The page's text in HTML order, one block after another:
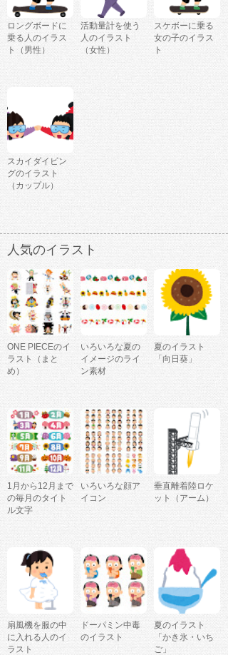
ロングボードに
乗る人のイラス
ト（男性）
活動量計を使う
人のイラスト
（女性）
スケボーに乗る
女の子のイラス
ト
スカイダイビン
グのイラスト
（カップル）
人気のイラスト
ONE PIECEのイ
ラスト（まと
め）
いろいろな夏の
イメージのライ
ン素材
夏のイラスト
「向日葵」
1月から12月まで
の毎月のタイト
ル文字
いろいろな顔ア
イコン
垂直離着陸ロケ
ット（アーム）
扇風機を服の中
に入れる人のイ
ラスト
ドーパミン中毒
のイラスト
夏のイラスト
「かき氷・いち
ご」